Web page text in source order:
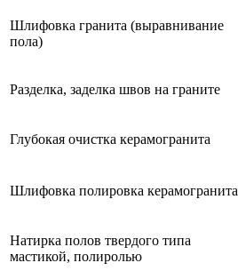
Шлифовка гранита (выравнивание
пола)
Разделка, заделка швов на граните
Глубокая очистка керамогранита
Шлифовка полировка керамогранита
Натирка полов твердого типа
мастикой, полиролью